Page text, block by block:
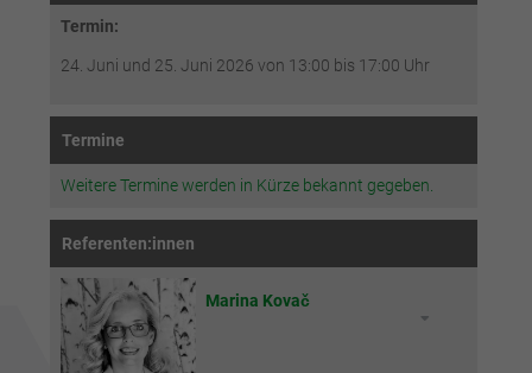
Termin:
24. Juni und 25. Juni 2026 von 13:00 bis 17:00 Uhr
Termine
Weitere Termine werden in Kürze bekannt gegeben.
Referenten:innen
Marina Kovač